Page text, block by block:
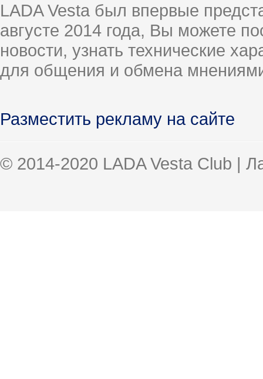
LADA Vesta был впервые
августе 2014 года, Вы можете
новости, узнать технические
для общения и обмена
Разместить рекламу на сайте
© 2014-2020 LADA Vesta Club |